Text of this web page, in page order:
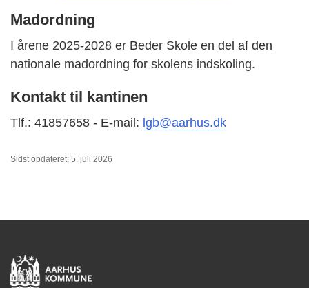
Madordning
I årene 2025-2028 er Beder Skole en del af den
nationale madordning for skolens indskoling.
Kontakt til kantinen
Tlf.: 41857658 - E-mail: lgb@aarhus.dk
Sidst opdateret: 5. juli 2026